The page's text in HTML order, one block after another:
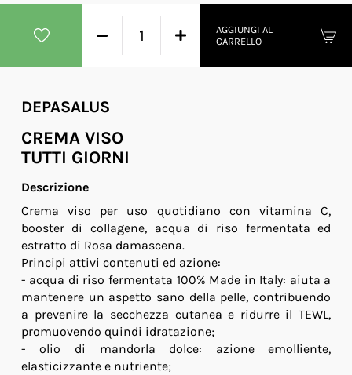
AGGIUNGI AL
CARRELLO
DEPASALUS
CREMA VISO
TUTTI GIORNI
Descrizione
Crema viso per uso quotidiano con vitamina C,
booster di collagene, acqua di riso fermentata ed
estratto di Rosa damascena.
Principi attivi contenuti ed azione:
- acqua di riso fermentata 100% Made in Italy: aiuta a
mantenere un aspetto sano della pelle, contribuendo
a prevenire la secchezza cutanea e ridurre il TEWL,
promuovendo quindi idratazione;
- olio di mandorla dolce: azione emolliente,
elasticizzante e nutriente;